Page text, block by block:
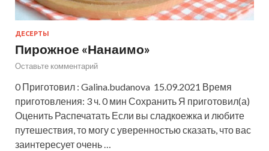
ДЕСЕРТЫ
Пирожное «Нанаимо»
Оставьте комментарий
0 Приготовил : Galina.budanova 15.09.2021 Время
приготовления: 3 ч. 0 мин Сохранить Я приготовил(а)
Оценить Распечатать Если вы сладкоежка и любите
путешествия, то могу с уверенностью сказать, что вас
заинтересует очень …